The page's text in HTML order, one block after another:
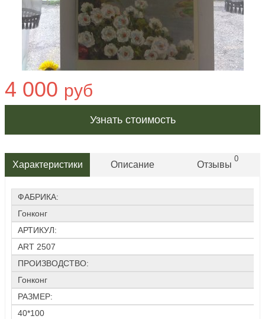
4 000 руб
Узнать стоимость
Характеристики Описание Отзывы
0
ФАБРИКА:
Гонконг
АРТИКУЛ:
ART 2507
ПРОИЗВОДСТВО:
Гонконг
РАЗМЕР:
40*100